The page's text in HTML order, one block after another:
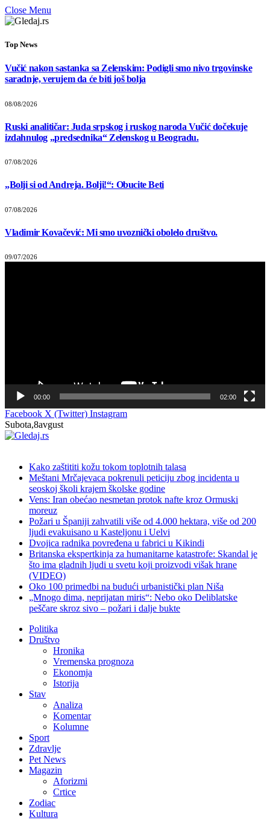
Close Menu
Top News
Vučić nakon sastanka sa Zelenskim: Podigli smo nivo trgovinske
saradnje, verujem da će biti još bolja
08/08/2026
Ruski analitičar: Juda srpskog i ruskog naroda Vučić dočekuje
izdahnulog „predsednika“ Zelenskog u Beogradu.
07/08/2026
„Bolji si od Andreja. Bolji!“: Obucite Beti
07/08/2026
Vladimir Kovačević: Mi smo uvoznički obolelo društvo.
09/07/2026
00:00 02:00
Facebook X (Twitter) Instagram
Subota,8avgust
Kako zaštititi kožu tokom toplotnih talasa
Meštani Mrčajevaca pokrenuli peticiju zbog incidenta u
seoskoj školi krajem školske godine
Vens: Iran obećao nesmetan protok nafte kroz Ormuski
moreuz
Požari u Španiji zahvatili više od 4.000 hektara, više od 200
ljudi evakuisano u Kasteljonu i Uelvi
Dvojica radnika povređena u fabrici u Kikindi
Britanska ekspertkinja za humanitarne katastrofe: Skandal je
što ima gladnih ljudi u svetu koji proizvodi višak hrane
(VIDEO)
Oko 100 primedbi na budući urbanistički plan Niša
„Mnogo dima, neprijatan miris“: Nebo oko Deliblatske
peščare skroz sivo – požari i dalje bukte
Politika
Društvo
Hronika
Vremenska prognoza
Ekonomja
Istorija
Stav
Analiza
Komentar
Kolumne
Sport
Zdravlje
Pet News
Magazin
Aforizmi
Crtice
Zodiac
Kultura